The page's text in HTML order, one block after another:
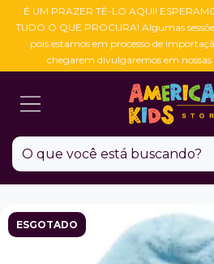
É UM PRAZER TÊ-LO AQUI!
TUDO O QUE PROCURA! Algumas
pois estamos em processo de
chegarem divulgaremos em nossas
ESGOTADO